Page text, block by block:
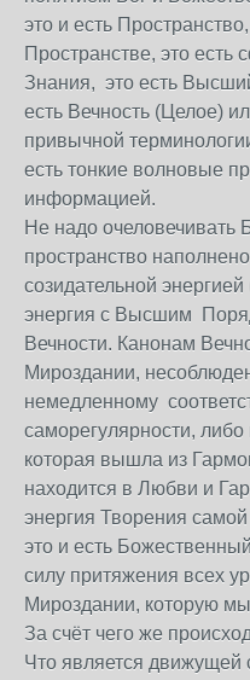
это и есть
Пространстве, это
Знания, это есть
есть Вечность (Целое)
привычной
есть тонкие волновые
информацией.
Не надо очеловечивать
пространство
созидательной
энергия с Высшим
Вечности. Канонам
Мироздании,
немедленному
саморегулярности,
которая вышла из
находится в Любви и
энергия Творения
это и есть
силу притяжения всех
Мироздании, которую
За счёт чего же
Что является движущей